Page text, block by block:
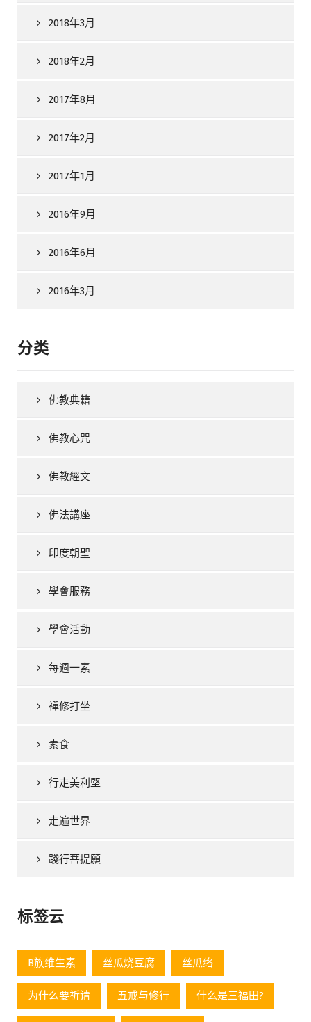
2018年3月
2018年2月
2017年8月
2017年2月
2017年1月
2016年9月
2016年6月
2016年3月
分类
佛教典籍
佛教心咒
佛教經文
佛法講座
印度朝聖
學會服務
學會活動
每週一素
禪修打坐
素食
行走美利堅
走遍世界
踐行菩提願
标签云
B族维生素 丝瓜烧豆腐 丝瓜络
为什么要祈请 五戒与修行 什么是三福田?